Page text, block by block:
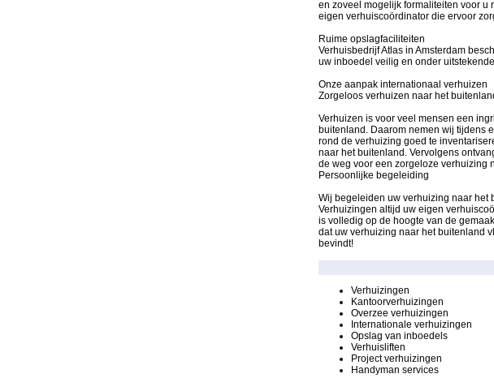
en zoveel mogelijk formaliteiten voor u
eigen verhuiscoördinator die ervoor
Ruime opslagfaciliteiten
Verhuisbedrijf Atlas in Amsterdam
uw inboedel veilig en onder
Onze aanpak internationaal verhuizen
Zorgeloos verhuizen naar het
Verhuizen is voor veel mensen een
buitenland. Daarom nemen wij tijdens
rond de verhuizing goed te
naar het buitenland. Vervolgens
de weg voor een zorgeloze verhuizing
Persoonlijke begeleiding
Wij begeleiden uw verhuizing naar het
Verhuizingen altijd uw eigen
is volledig op de hoogte van de
dat uw verhuizing naar het buitenland
bevindt!
Verhuizingen
Kantoorverhuizingen
Overzee verhuizingen
Internationale verhuizingen
Opslag van inboedels
Verhuisliften
Project verhuizingen
Handyman services